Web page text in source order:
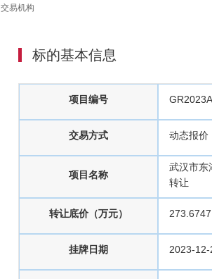
交易机构
标的基本信息
项目编号
交易方式 动态报价
项目名称
武汉市东
转让
转让底价（万元） 273.6747
挂牌日期 2023-12-